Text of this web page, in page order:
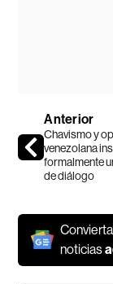
Anterior
Chavismo y
venezolana
formalmente
de diálogo
noticias